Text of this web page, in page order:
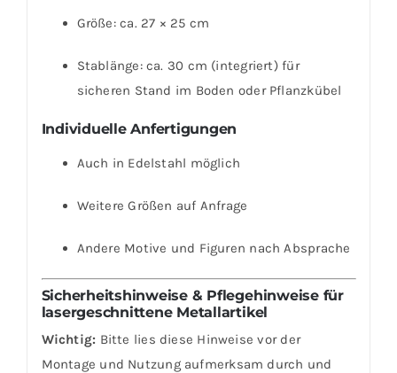
Größe: ca. 27 × 25 cm
Stablänge: ca. 30 cm (integriert) für
sicheren Stand im Boden oder Pflanzkübel
Individuelle Anfertigungen
Auch in Edelstahl möglich
Weitere Größen auf Anfrage
Andere Motive und Figuren nach Absprache
Sicherheitshinweise & Pflegehinweise für
lasergeschnittene Metallartikel
Wichtig: Bitte lies diese Hinweise vor der
Montage und Nutzung aufmerksam durch und